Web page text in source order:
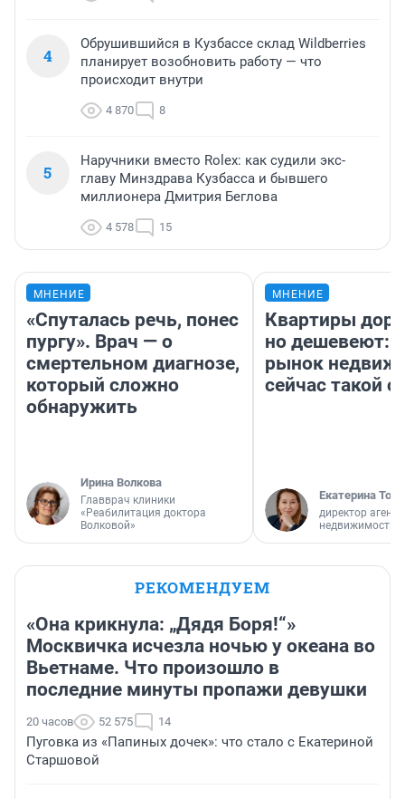
4
Обрушившийся в Кузбассе склад Wildberries
планирует возобновить работу — что
происходит внутри
4 870 8
5
Наручники вместо Rolex: как судили экс-
главу Минздрава Кузбасса и бывшего
миллионера Дмитрия Беглова
4 578 15
МНЕНИЕ
«Спуталась речь, понес
пургу». Врач — о
смертельном диагнозе,
который сложно
обнаружить
Ирина Волкова
Главврач клиники
«Реабилитация доктора
Волковой»
МНЕНИЕ
Квартиры
но дешевеют:
рынок
сейчас такой
Екатерина
директор
недвижимости
РЕКОМЕНДУЕМ
«Она крикнула: „Дядя Боря!“»
Москвичка исчезла ночью у океана во
Вьетнаме. Что произошло в
последние минуты пропажи девушки
20 часов 52 575 14
Пуговка из «Папиных дочек»: что стало с Екатериной
Старшовой